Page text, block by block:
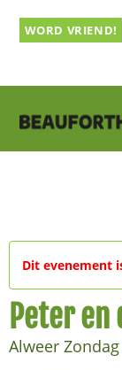
naarWORD VRIEND!
Dit evenement
Peter
Alweer